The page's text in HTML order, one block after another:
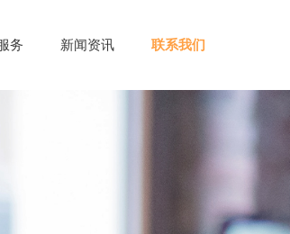
务 新闻资讯 联系我们